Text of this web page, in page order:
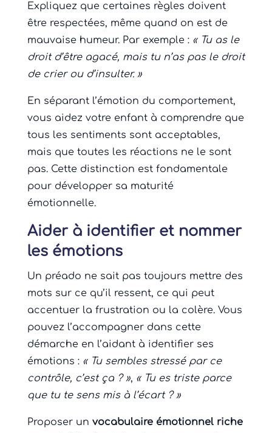
Expliquez que certaines règles doivent
être respectées, même quand on est de
mauvaise humeur. Par exemple : « Tu as le
droit d’être agacé, mais tu n’as pas le droit
de crier ou d’insulter. »
En séparant l’émotion du comportement,
vous aidez votre enfant à comprendre que
tous les sentiments sont acceptables,
mais que toutes les réactions ne le sont
pas. Cette distinction est fondamentale
pour développer sa maturité
émotionnelle.
Aider à identifier et nommer
les émotions
Un préado ne sait pas toujours mettre des
mots sur ce qu’il ressent, ce qui peut
accentuer la frustration ou la colère. Vous
pouvez l’accompagner dans cette
démarche en l’aidant à identifier ses
émotions : « Tu sembles stressé par ce
contrôle, c’est ça ? », « Tu es triste parce
que tu te sens mis à l’écart ? »
Proposer un vocabulaire émotionnel riche